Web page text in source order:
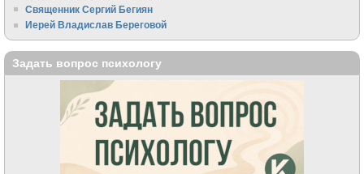
Священник Сергий Бегиян
Иерей Владислав Береговой
Задать вопрос психологу